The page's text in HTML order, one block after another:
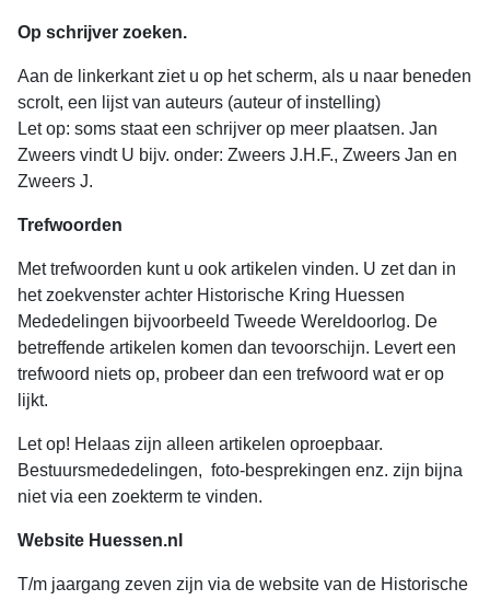
Op schrijver zoeken.
Aan de linkerkant ziet u op het scherm, als u naar beneden
scrolt, een lijst van auteurs (auteur of instelling)
Let op: soms staat een schrijver op meer plaatsen. Jan
Zweers vindt U bijv. onder: Zweers J.H.F., Zweers Jan en
Zweers J.
Trefwoorden
Met trefwoorden kunt u ook artikelen vinden. U zet dan in
het zoekvenster achter Historische Kring Huessen
Mededelingen bijvoorbeeld Tweede Wereldoorlog. De
betreffende artikelen komen dan tevoorschijn. Levert een
trefwoord niets op, probeer dan een trefwoord wat er op
lijkt.
Let op! Helaas zijn alleen artikelen oproepbaar.
Bestuursmededelingen, foto-besprekingen enz. zijn bijna
niet via een zoekterm te vinden.
Website Huessen.nl
T/m jaargang zeven zijn via de website van de Historische